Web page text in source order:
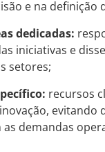
e na definição
dedicadas:
iniciativas e
setores;
recursos
evitando
demandas